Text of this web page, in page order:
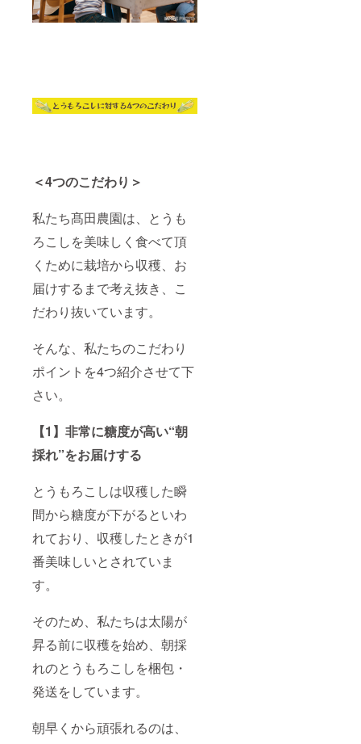
＜4つのこだわり＞
私たち髙田農園は、とうも
ろこしを美味しく食べて頂
くために栽培から収穫、お
届けするまで考え抜き、こ
だわり抜いています。
そんな、私たちのこだわり
ポイントを4つ紹介させて下
さい。
【1】非常に糖度が高い“朝
採れ”をお届けする
とうもろこしは収穫した瞬
間から糖度が下がるといわ
れており、収穫したときが1
番美味しいとされていま
す。
そのため、私たちは太陽が
昇る前に収穫を始め、朝採
れのとうもろこしを梱包・
発送をしています。
朝早くから頑張れるのは、